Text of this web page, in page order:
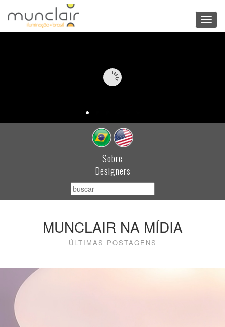
Sobre
Designers
MUNCLAIR NA MÍDIA
ÚLTIMAS POSTAGENS